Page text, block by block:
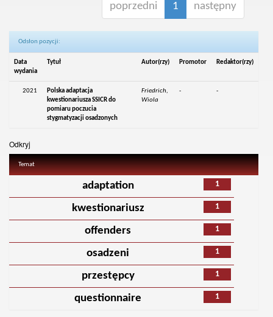
poprzedni 1 następny
Odsłon pozycji:
Data
wydania
Tytuł Autor(rzy) Promotor Redaktor(rzy)
2021
Polska adaptacja
kwestionariusza SSICR do
pomiaru poczucia
stygmatyzacji osadzonych
Friedrich,
Wiola
- -
Odkryj
Temat
1
adaptation
1
kwestionariusz
1
offenders
1
osadzeni
1
przestępcy
1
questionnaire